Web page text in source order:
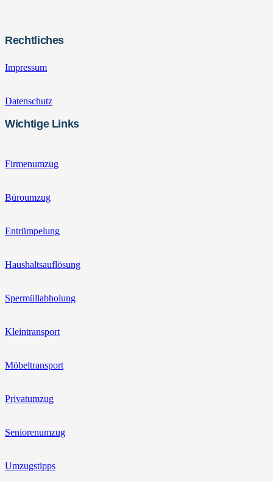
Rechtliches
Impressum
Datenschutz
Wichtige Links
Firmenumzug
Büroumzug
Entrümpelung
Haushaltsauflösung
Spermüllabholung
Kleintransport
Möbeltransport
Privatumzug
Seniorenumzug
Umzugstipps